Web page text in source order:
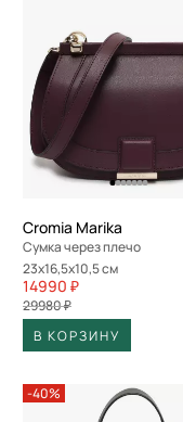
Cromia Marika
Сумка через плечо
23x16,5x10,5 см
14990 ₽
29980 ₽
В КОРЗИНУ
-40%